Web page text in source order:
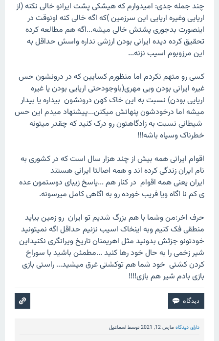
چند جمله جدی: امیدوارم که هیشکی پشت ایرانو خالی نکنه (از
اریایی وغیره اریایی این سرزمین )که اگه خالی کنه اونوقت در
اینصورت بدجوری پشتش خالی میشه...اگه هم مطالعه کرده
تحقیق کرده دیده ایرانی بودن ارزشی نداره واسش حداقل به
این مرزوبوم اسیب نزنه...
کسی رو متهم نکردم اما منظورم کسایین که در درونشون حس
غیره ایرانی بودن وبی مهری(باوجودحتی اریایی بودن یا غیره
اریایی بودن) نسبت به این خاک کهن درونشون بیداره یا بیدار
میشه اما درخودشون پنهانش میکنن...پیشنهاد میدم این حس
شیطانی نسبت به زادگاهتون رو درک کنید که چقدر میتونه
خطرناک وسیاه باشه!!!
اقوام ایرانی همه بیش از چند هزار سال است که در کشوری به
نام ایران زندگی کرده اند و همه اصالتا ایرانی هستند
ایران یعنی همه اقوام در کنار هم ...پاسخ زیبای دوستمون عده
ی کم نا اگاه ویا فریب خورده رو به اگاهی کامل میرسونه.
حرف اخر:من وشما با هم بزرگ شدیم تو ایران رو زمین بیاید
منطقی فک کنیم وبه اینخاک اسیب نزنیم حداقل اگه نمیتونید
خودتونو جزئش بدونید مثل اهریمنان تاریخ ویرانگری نکنیداین
شیر زخمی را به حال خود رها کنید ...مطمئن باشید با سوراخ
کردن کشتی خود شما هم توکشتی غرق میشید... راستی بازی
بازی بادم شیر هم بازی!!!!
دارای دیدگاه مارس 12, 2021 توسطاسماعیل